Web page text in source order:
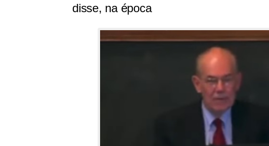
disse, na época